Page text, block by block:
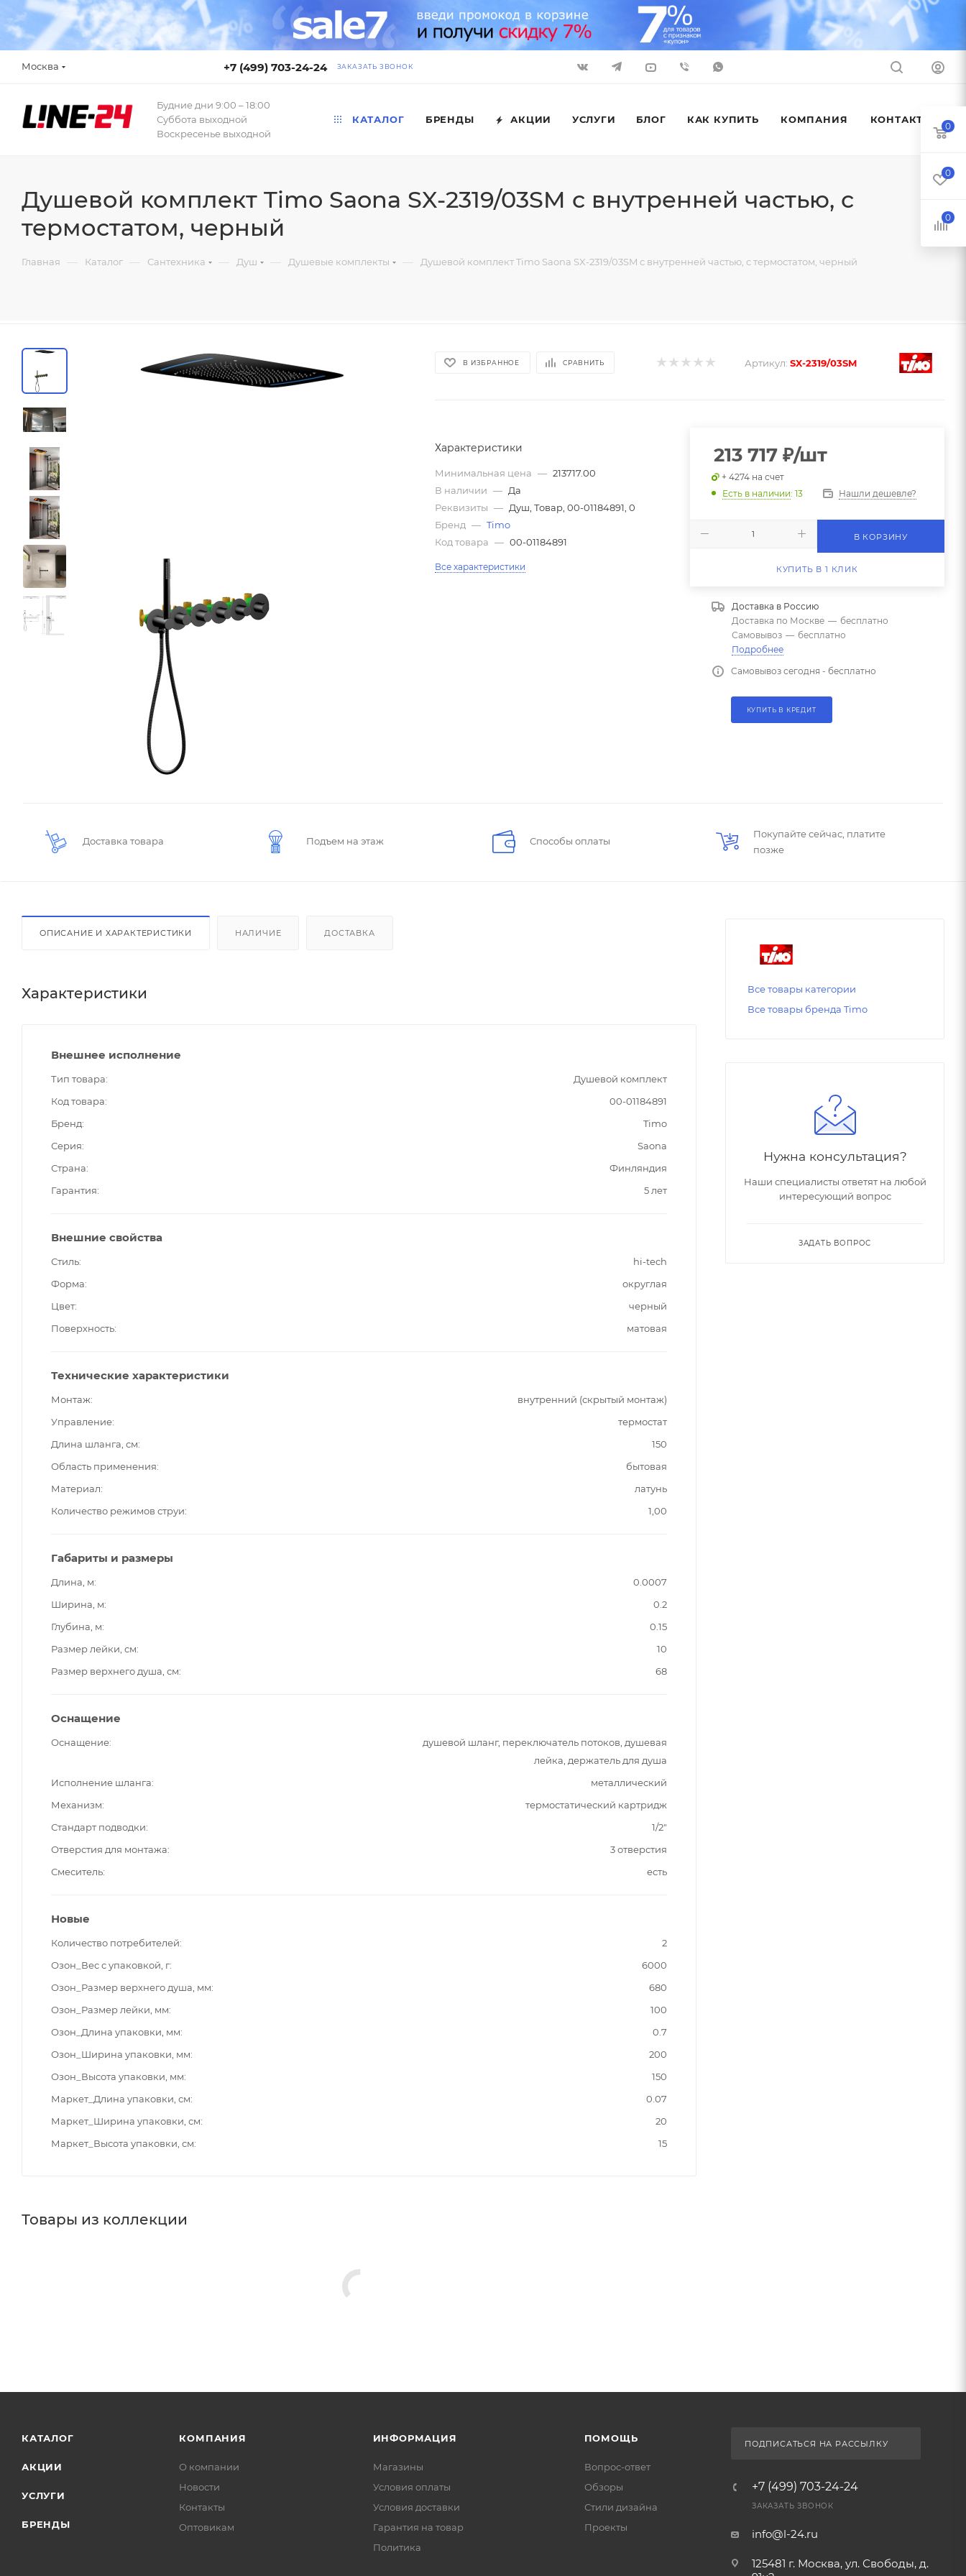
Москва +7 (499) 703-24-24 ЗАКАЗАТЬ ЗВОНОК
Будние дни 9:00 – 18:00
Суббота выходной
Воскресенье выходной
КАТАЛОГ БРЕНДЫ АКЦИИ УСЛУГИ БЛОГ КАК КУПИТЬ КОМПАНИЯ КОНТАКТЫ
Душевой комплект Timo Saona SX-2319/03SM с внутренней частью, с
термостатом, черный
Главная — Каталог — Сантехника — Душ — Душевые комплекты — Душевой комплект Timo Saona SX-2319/03SM с внутренней частью, с термостатом, черный
В ИЗБРАННОЕ СРАВНИТЬ Артикул: SX-2319/03SM
Характеристики
Минимальная цена — 213717.00
В наличии — Да
Реквизиты — Душ, Товар, 00-01184891, 0
Бренд — Timo
Код товара — 00-01184891
Все характеристики
213 717₽/шт
+ 4274 на счет
Есть в наличии: 13 Нашли дешевле?
В КОРЗИНУ
КУПИТЬ В 1 КЛИК
Доставка в Россию
Доставка по Москве — бесплатно
Самовывоз — бесплатно
Подробнее
Самовывоз сегодня - бесплатно
КУПИТЬ В КРЕДИТ
Доставка товара Подъем на этаж Способы оплаты
Покупайте сейчас, платите
позже
ОПИСАНИЕ И ХАРАКТЕРИСТИКИ НАЛИЧИЕ ДОСТАВКА
Характеристики
Внешнее исполнение
Тип товара
Душевой комплект
Код товара
00-01184891
Бренд
Timo
Серия
Saona
Страна
Финляндия
Гарантия
5 лет
Внешние свойства
Стиль
hi-tech
Форма
округлая
Цвет
черный
Поверхность
матовая
Технические характеристики
Монтаж
внутренний (скрытый монтаж)
Управление
термостат
Длина шланга, см
150
Область применения
бытовая
Материал
латунь
Количество режимов струи
1,00
Габариты и размеры
Длина, м
0.0007
Ширина, м
0.2
Глубина, м
0.15
Размер лейки, см
10
Размер верхнего душа, см
68
Оснащение
Оснащение
душевой шланг, переключатель потоков, душевая
лейка, держатель для душа
Исполнение шланга
металлический
Механизм
термостатический картридж
Стандарт подводки
1/2"
Отверстия для монтажа
3 отверстия
Смеситель
есть
Новые
Количество потребителей
2
Озон_Вес с упаковкой, г
6000
Озон_Размер верхнего душа, мм
680
Озон_Размер лейки, мм
100
Озон_Длина упаковки, мм
0.7
Озон_Ширина упаковки, мм
200
Озон_Высота упаковки, мм
150
Маркет_Длина упаковки, см
0.07
Маркет_Ширина упаковки, см
20
Маркет_Высота упаковки, см
15
Товары из коллекции
Код товара
1885.74
Saona
Все товары категории
Все товары бренда Timo
Нужна консультация?
Наши специалисты ответят на любой
интересующий вопрос
ЗАДАТЬ ВОПРОС
0
0
0